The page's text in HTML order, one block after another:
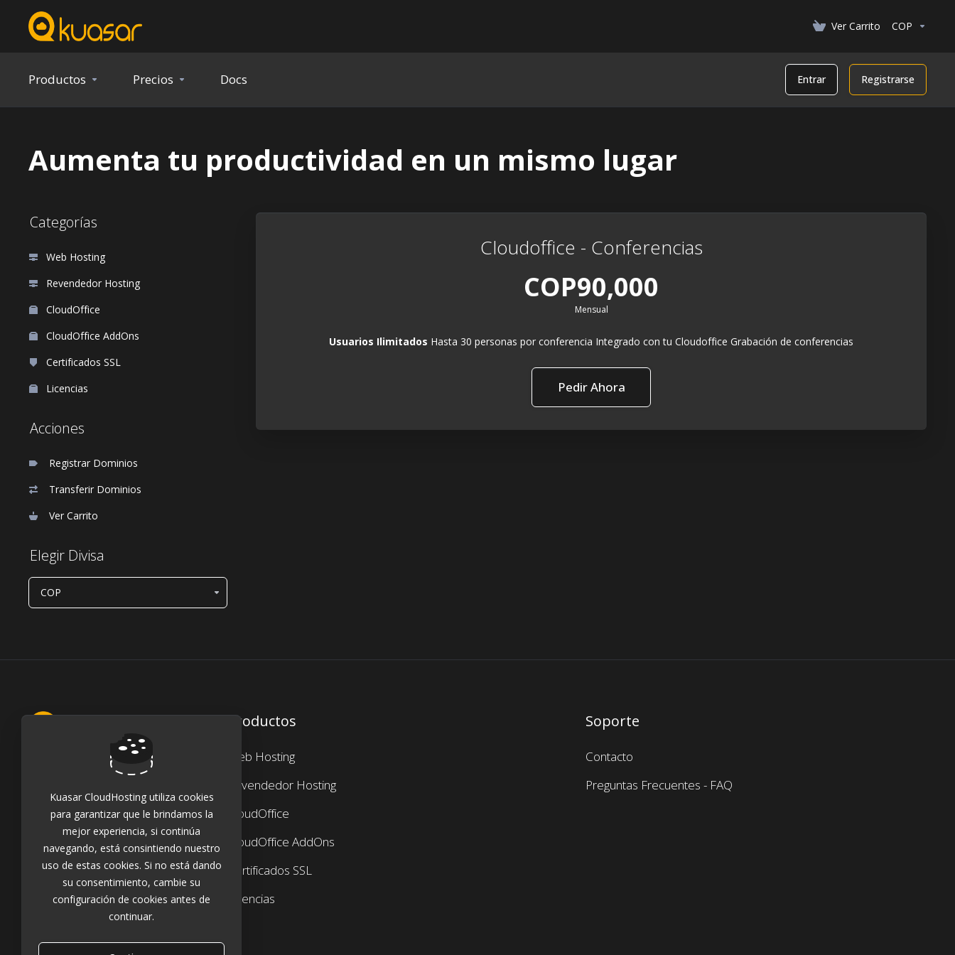
Ver Carrito COP
Productos Precios Docs Entrar Registrarse
Aumenta tu productividad en un mismo lugar
Categorías
Web Hosting
Revendedor Hosting
CloudOffice
CloudOffice AddOns
Certificados SSL
Licencias
Acciones
Registrar Dominios
Transferir Dominios
Ver Carrito
Elegir Divisa
Cloudoffice - Conferencias
COP90,000
Mensual
Usuarios Ilimitados Hasta 30 personas por conferencia Integrado con tu Cloudoffice Grabación de conferencias
Pedir Ahora
¡Ponte en contacto con nosotros!
Productos
Web Hosting
Revendedor Hosting
CloudOffice
CloudOffice AddOns
Certificados SSL
Licencias
Soporte
Contacto
Preguntas Frecuentes - FAQ
Kuasar CloudHosting utiliza cookies
para garantizar que le brindamos la
mejor experiencia, si continúa
navegando, está consintiendo nuestro
uso de estas cookies. Si no está dando
su consentimiento, cambie su
configuración de cookies antes de
continuar.